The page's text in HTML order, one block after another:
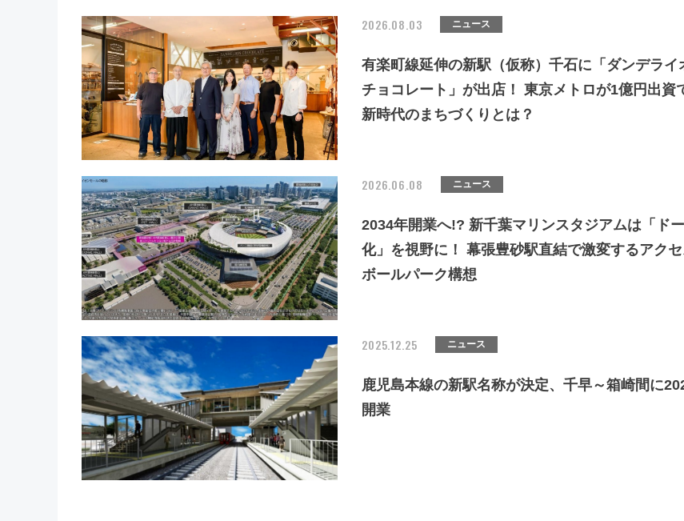
2026.08.03 ニュース
有楽町線延伸の新駅（仮称）千石に「ダンデライ
チョコレート」が出店！ 東京メトロが1億円出資
新時代のまちづくりとは？
2026.06.08 ニュース
2034年開業へ!? 新千葉マリンスタジアムは「ド
化」を視野に！ 幕張豊砂駅直結で激変するアクセ
ボールパーク構想
2025.12.25 ニュース
鹿児島本線の新駅名称が決定、千早～箱崎間に
開業